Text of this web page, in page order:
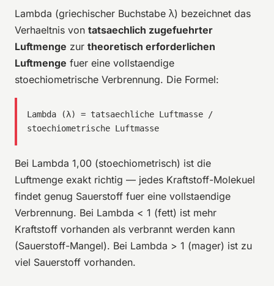
Lambda (griechischer Buchstabe λ) bezeichnet das
Verhaeltnis von tatsaechlich zugefuehrter
Luftmenge zur theoretisch erforderlichen
Luftmenge fuer eine vollstaendige
stoechiometrische Verbrennung. Die Formel:
Lambda (λ) = tatsaechliche Luftmasse /
stoechiometrische Luftmasse
Bei Lambda 1,00 (stoechiometrisch) ist die
Luftmenge exakt richtig — jedes Kraftstoff-Molekuel
findet genug Sauerstoff fuer eine vollstaendige
Verbrennung. Bei Lambda < 1 (fett) ist mehr
Kraftstoff vorhanden als verbrannt werden kann
(Sauerstoff-Mangel). Bei Lambda > 1 (mager) ist zu
viel Sauerstoff vorhanden.